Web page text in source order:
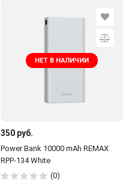
НЕТ В НАЛИЧИИ
350 руб.
Power Bank 10000 mAh REMAX
RPP-134 White
(0)